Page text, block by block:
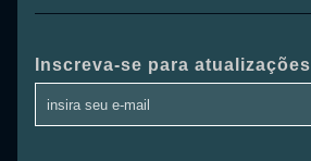
Inscreva-se para atualizações